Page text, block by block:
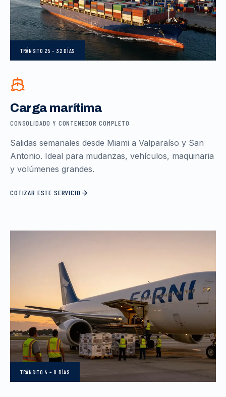
TRÁNSITO 25 – 32 DÍAS
Carga marítima
CONSOLIDADO Y CONTENEDOR COMPLETO
Salidas semanales desde Miami a Valparaíso y San
Antonio. Ideal para mudanzas, vehículos, maquinaria
y volúmenes grandes.
COTIZAR ESTE SERVICIO
TRÁNSITO4 – 8 DÍAS